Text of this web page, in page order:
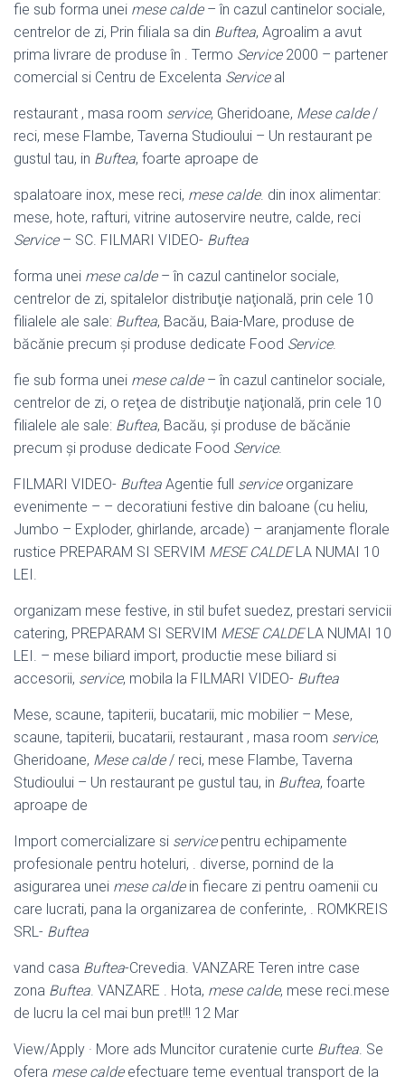
fie sub forma unei mese calde– în cazul cantinelor sociale,
centrelor de zi, Prin filiala sa din Buftea, Agroalim a avut
prima livrare de produse în . Termo Service2000 – partener
comercial si Centru de Excelenta Serviceal
restaurant , masa room service, Gheridoane, Mese calde/
reci, mese Flambe, Taverna Studioului – Un restaurant pe
gustul tau, in Buftea, foarte aproape de
spalatoare inox, mese reci, mese calde. din inox alimentar:
mese, hote, rafturi, vitrine autoservire neutre, calde, reci
Service– SC. FILMARI VIDEO- Buftea
forma unei mese calde– în cazul cantinelor sociale,
centrelor de zi, spitalelor distribuţie naţională, prin cele 10
filialele ale sale: Buftea, Bacău, Baia-Mare, produse de
băcănie precum şi produse dedicate Food Service.
fie sub forma unei mese calde– în cazul cantinelor sociale,
centrelor de zi, o reţea de distribuţie naţională, prin cele 10
filialele ale sale: Buftea, Bacău, şi produse de băcănie
precum şi produse dedicate Food Service.
FILMARI VIDEO- Buftea Agentie full serviceorganizare
evenimente – – decoratiuni festive din baloane (cu heliu,
Jumbo – Exploder, ghirlande, arcade) – aranjamente florale
rustice PREPARAM SI SERVIM MESE CALDELA NUMAI 10
LEI.
organizam mese festive, in stil bufet suedez, prestari servicii
catering, PREPARAM SI SERVIM MESE CALDELA NUMAI 10
LEI. – mese biliard import, productie mese biliard si
accesorii, service, mobila la FILMARI VIDEO- Buftea
Mese, scaune, tapiterii, bucatarii, mic mobilier – Mese,
scaune, tapiterii, bucatarii, restaurant , masa room service,
Gheridoane, Mese calde/ reci, mese Flambe, Taverna
Studioului – Un restaurant pe gustul tau, in Buftea, foarte
aproape de
Import comercializare si servicepentru echipamente
profesionale pentru hoteluri, . diverse, pornind de la
asigurarea unei mese caldein fiecare zi pentru oamenii cu
care lucrati, pana la organizarea de conferinte, . ROMKREIS
SRL- Buftea
vand casa Buftea-Crevedia. VANZARE Teren intre case
zona Buftea. VANZARE . Hota, mese calde, mese reci.mese
de lucru la cel mai bun pret!!! 12 Mar
View/Apply · More ads Muncitor curatenie curte Buftea. Se
ofera mese caldeefectuare teme eventual transport de la